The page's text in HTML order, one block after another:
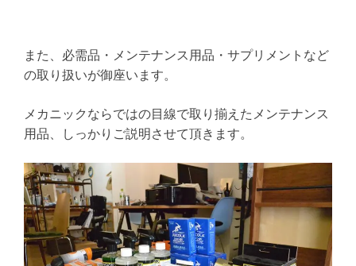
また、必需品・メンテナンス用品・サプリメントなど
の取り扱いが御座います。
メカニックならではの目線で取り揃えたメンテナンス
用品、しっかりご説明させて頂きます。